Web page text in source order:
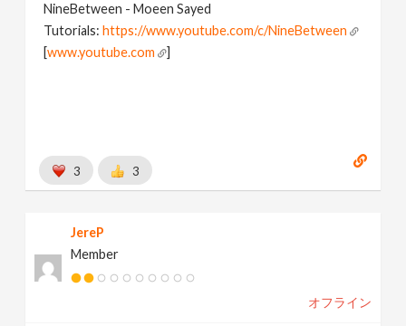
NineBetween - Moeen Sayed
Tutorials:https://www.youtube.com/c/NineBetween
[www.youtube.com ]
3 3
JereP
Member
オフライン